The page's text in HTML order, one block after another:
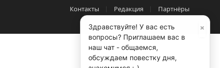
Контакты Редакция Партнёры
×
Здравствуйте! У вас есть
вопросы? Приглашаем вас в
наш чат - общаемся,
обсуждаем повестку дня,